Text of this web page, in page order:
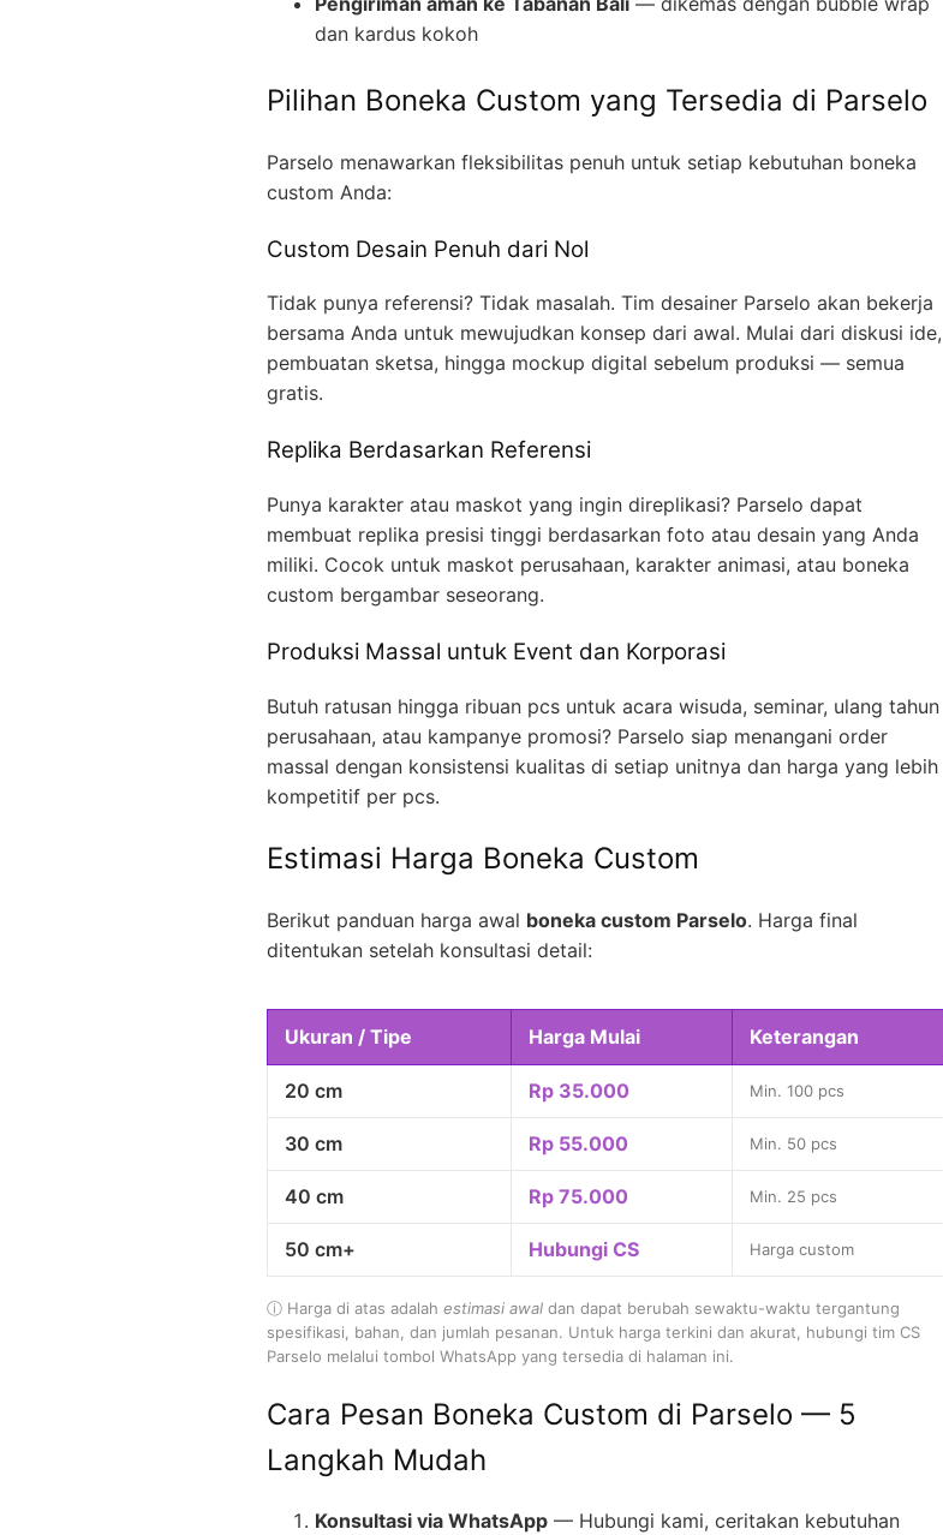
dan kardus kokoh
Pilihan Boneka Custom yang Tersedia di Parselo
Parselo menawarkan fleksibilitas penuh untuk setiap kebutuhan boneka
custom Anda:
Custom Desain Penuh dari Nol
Tidak punya referensi? Tidak masalah. Tim desainer Parselo akan bekerja
bersama Anda untuk mewujudkan konsep dari awal. Mulai dari diskusi ide,
pembuatan sketsa, hingga mockup digital sebelum produksi — semua
gratis.
Replika Berdasarkan Referensi
Punya karakter atau maskot yang ingin direplikasi? Parselo dapat
membuat replika presisi tinggi berdasarkan foto atau desain yang Anda
miliki. Cocok untuk maskot perusahaan, karakter animasi, atau boneka
custom bergambar seseorang.
Produksi Massal untuk Event dan Korporasi
Butuh ratusan hingga ribuan pcs untuk acara wisuda, seminar, ulang tahun
perusahaan, atau kampanye promosi? Parselo siap menangani order
massal dengan konsistensi kualitas di setiap unitnya dan harga yang lebih
kompetitif per pcs.
Estimasi Harga Boneka Custom
Berikut panduan harga awal boneka custom Parselo. Harga final
ditentukan setelah konsultasi detail:
Ukuran / Tipe Harga Mulai Keterangan
20 cm Rp 35.000 Min. 100 pcs
30 cm Rp 55.000 Min. 50 pcs
40 cm Rp 75.000 Min. 25 pcs
50 cm+ Hubungi CS Harga custom
ⓘ Harga di atas adalah estimasi awal dan dapat berubah sewaktu-waktu tergantung
spesifikasi, bahan, dan jumlah pesanan. Untuk harga terkini dan akurat, hubungi tim CS
Parselo melalui tombol WhatsApp yang tersedia di halaman ini.
Cara Pesan Boneka Custom di Parselo — 5
Langkah Mudah
Konsultasi via WhatsApp — Hubungi kami, ceritakan kebutuhan